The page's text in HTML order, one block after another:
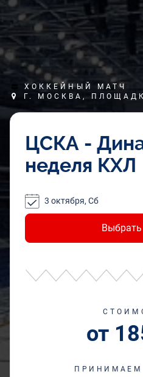
ХОККЕЙНЫЙ МАТЧ
Г. МОСКВА,
ЦСКА -
неделя КХЛ
3 октября, Сб
от
ПРИНИМАЕМ